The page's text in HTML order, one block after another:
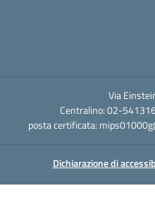
Via
Centralino: 02-
posta certificata:
Dichiarazione di